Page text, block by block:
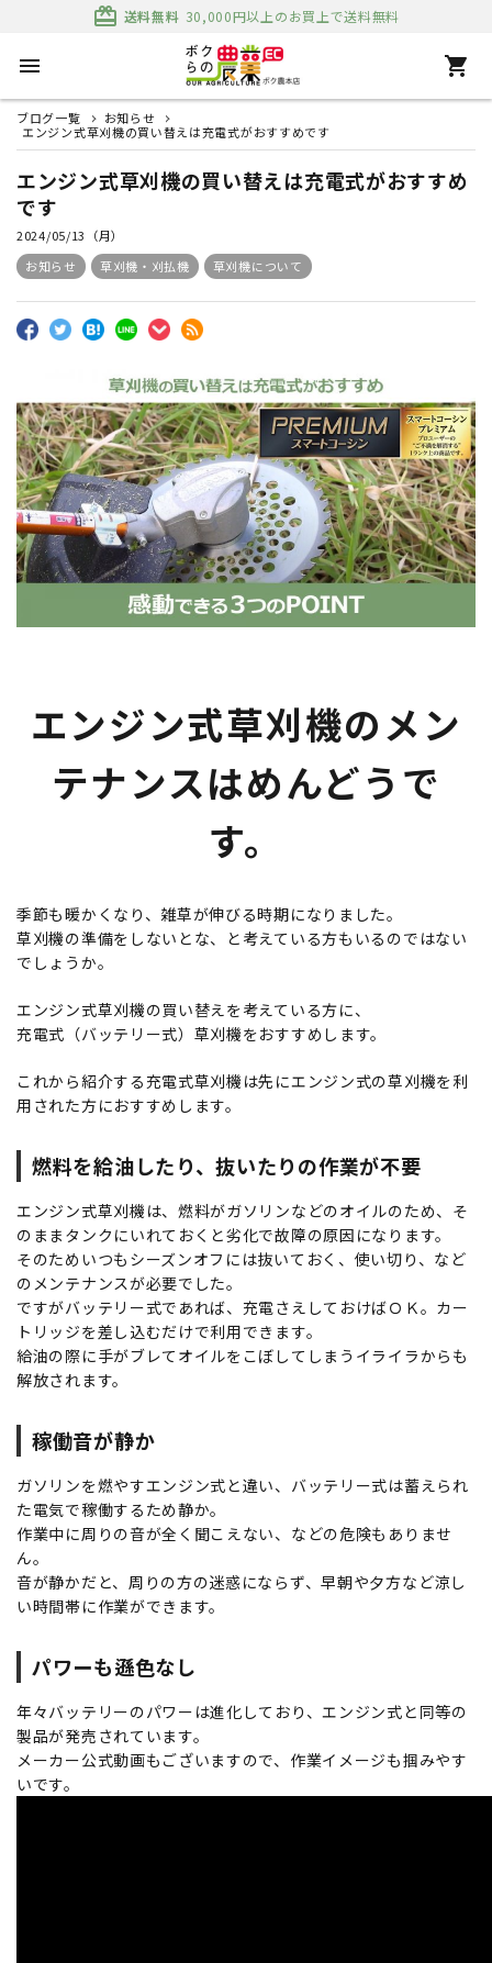
card_giftcard 送料無料 30,000円以上のお買上で送料無料
menu shopping_cart
ブログ一覧
お知らせ
エンジン式草刈機の買い替えは充電式がおすすめです
エンジン式草刈機の買い替えは充電式がおすすめ
です
2024/05/13（月）
お知らせ
草刈機・刈払機 草刈機について
エンジン式草刈機のメン
テナンスはめんどうで
す。
季節も暖かくなり、雑草が伸びる時期になりました。
草刈機の準備をしないとな、と考えている方もいるのではない
でしょうか。
エンジン式草刈機の買い替えを考えている方に、
充電式（バッテリー式）草刈機をおすすめします。
これから紹介する充電式草刈機は先にエンジン式の草刈機を利
用された方におすすめします。
燃料を給油したり、抜いたりの作業が不要
エンジン式草刈機は、燃料がガソリンなどのオイルのため、そ
のままタンクにいれておくと劣化で故障の原因になります。
そのためいつもシーズンオフには抜いておく、使い切り、など
のメンテナンスが必要でした。
ですがバッテリー式であれば、充電さえしておけばＯＫ。カー
トリッジを差し込むだけで利用できます。
給油の際に手がブレてオイルをこぼしてしまうイライラからも
解放されます。
稼働音が静か
ガソリンを燃やすエンジン式と違い、バッテリー式は蓄えられ
た電気で稼働するため静か。
作業中に周りの音が全く聞こえない、などの危険もありませ
ん。
音が静かだと、周りの方の迷惑にならず、早朝や夕方など涼し
い時間帯に作業ができます。
パワーも遜色なし
年々バッテリーのパワーは進化しており、エンジン式と同等の
製品が発売されています。
メーカー公式動画もございますので、作業イメージも掴みやす
いです。